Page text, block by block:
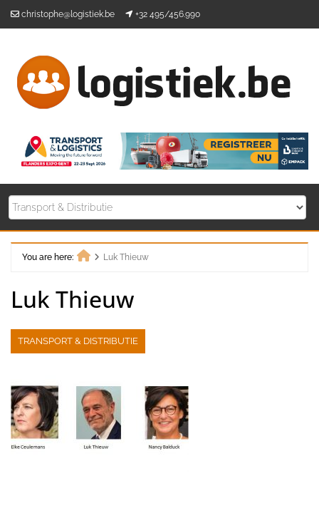
christophe@logistiek.be +32 495/456.990
You are here:
Luk Thieuw
Luk Thieuw
TRANSPORT & DISTRIBUTIE